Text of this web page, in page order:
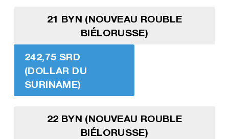
21 BYN (NOUVEAU ROUBLE
BIÉLORUSSE)
242,75 SRD
(DOLLAR DU
SURINAME)
22 BYN (NOUVEAU ROUBLE
BIÉLORUSSE)